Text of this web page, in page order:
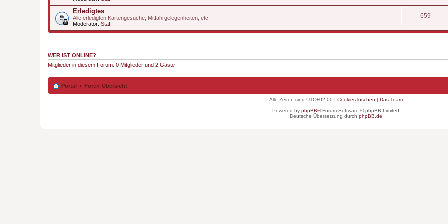
Erledigtes
Alle erledigten Kartengesuche, Mitfahrgelegenheiten, etc.
Moderator: Staff
659
WER IST ONLINE?
Mitglieder in diesem Forum: 0 Mitglieder und 2 Gäste
Portal Foren-Übersicht
Alle Zeiten sind UTC+02:00| Cookies löschen | Das Team
Powered by phpBB® Forum Software © phpBB Limited
Deutsche Übersetzung durch phpBB.de